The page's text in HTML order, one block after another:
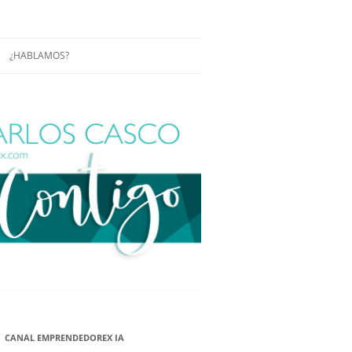
EN
DE
NUEVA
¿HABLAMOS?
CONÓCENOS UN POCO MÁS
CANAL EMPRENDEDOREX IA